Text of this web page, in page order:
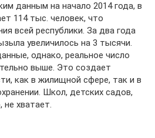
данным на начало 2014 года, в
114 тыс. человек, что
всей республики. За два года
увеличилось на 3 тысячи.
однако, реальное число
выше. Это создает
как в жилищной сфере, так и в
Школ, детских садов,
не хватает.